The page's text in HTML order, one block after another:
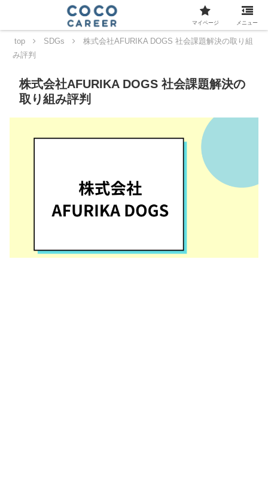
top SDGs
株式会社AFURIKA DOGS 社会課題解決の取り組
み評判
株式会社AFURIKA DOGS 社会課題解決の
取り組み評判
マイページ メニュー